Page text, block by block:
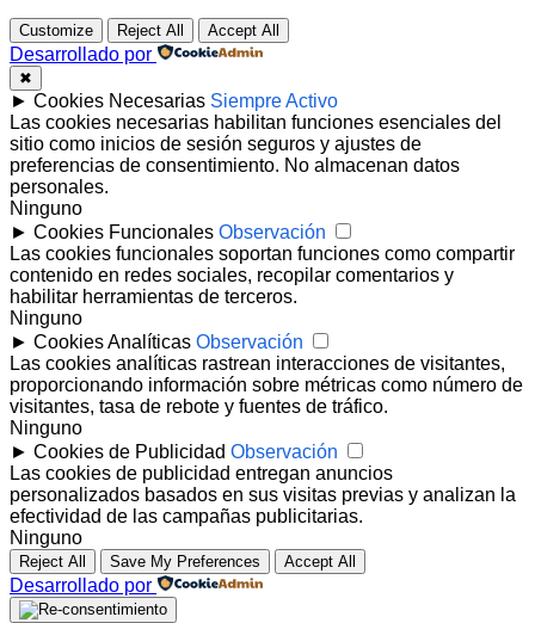
Customize Reject All Accept All
Desarrollado por
✖
► Cookies Necesarias Siempre Activo
Las cookies necesarias habilitan funciones esenciales del
sitio como inicios de sesión seguros y ajustes de
preferencias de consentimiento. No almacenan datos
personales.
Ninguno
► Cookies Funcionales Observación
Las cookies funcionales soportan funciones como compartir
contenido en redes sociales, recopilar comentarios y
habilitar herramientas de terceros.
Ninguno
► Cookies Analíticas Observación
Las cookies analíticas rastrean interacciones de visitantes,
proporcionando información sobre métricas como número de
visitantes, tasa de rebote y fuentes de tráfico.
Ninguno
► Cookies de Publicidad Observación
Las cookies de publicidad entregan anuncios
personalizados basados en sus visitas previas y analizan la
efectividad de las campañas publicitarias.
Ninguno
Reject All Save My Preferences Accept All
Desarrollado por